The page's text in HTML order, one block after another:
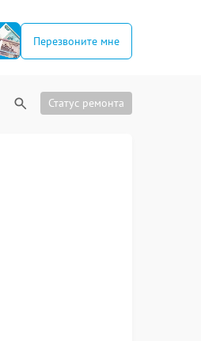
Перезвоните мне
Статус ремонта